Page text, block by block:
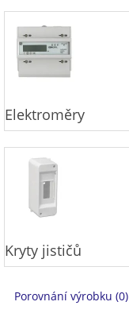
Elektroměry
Kryty jističů
Porovnání výrobku (0)